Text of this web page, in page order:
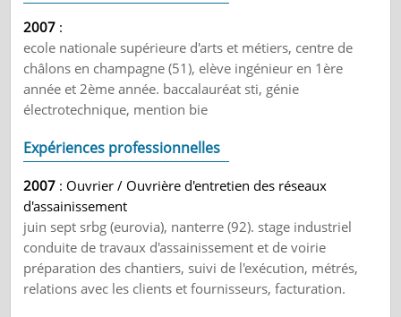
2007 :
ecole nationale supérieure d'arts et métiers, centre de
châlons en champagne (51), elève ingénieur en 1ère
année et 2ème année. baccalauréat sti, génie
électrotechnique, mention bie
Expériences professionnelles
2007 : Ouvrier / Ouvrière d'entretien des réseaux
d'assainissement
juin sept srbg (eurovia), nanterre (92). stage industriel
conduite de travaux d'assainissement et de voirie
préparation des chantiers, suivi de l'exécution, métrés,
relations avec les clients et fournisseurs, facturation.